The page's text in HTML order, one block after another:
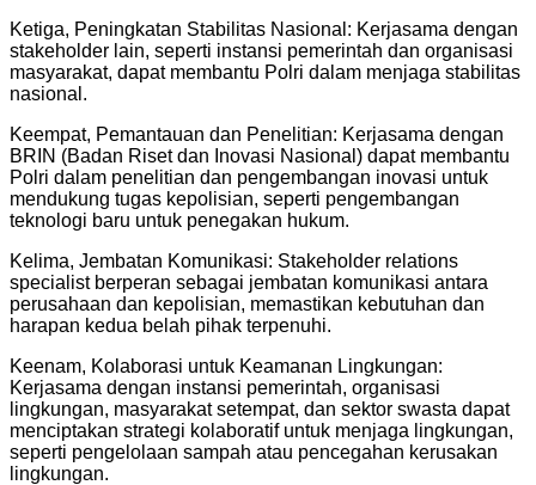
Ketiga, Peningkatan Stabilitas Nasional: Kerjasama dengan
stakeholder lain, seperti instansi pemerintah dan organisasi
masyarakat, dapat membantu Polri dalam menjaga stabilitas
nasional.
Keempat, Pemantauan dan Penelitian: Kerjasama dengan
BRIN (Badan Riset dan Inovasi Nasional) dapat membantu
Polri dalam penelitian dan pengembangan inovasi untuk
mendukung tugas kepolisian, seperti pengembangan
teknologi baru untuk penegakan hukum.
Kelima, Jembatan Komunikasi: Stakeholder relations
specialist berperan sebagai jembatan komunikasi antara
perusahaan dan kepolisian, memastikan kebutuhan dan
harapan kedua belah pihak terpenuhi.
Keenam, Kolaborasi untuk Keamanan Lingkungan:
Kerjasama dengan instansi pemerintah, organisasi
lingkungan, masyarakat setempat, dan sektor swasta dapat
menciptakan strategi kolaboratif untuk menjaga lingkungan,
seperti pengelolaan sampah atau pencegahan kerusakan
lingkungan.